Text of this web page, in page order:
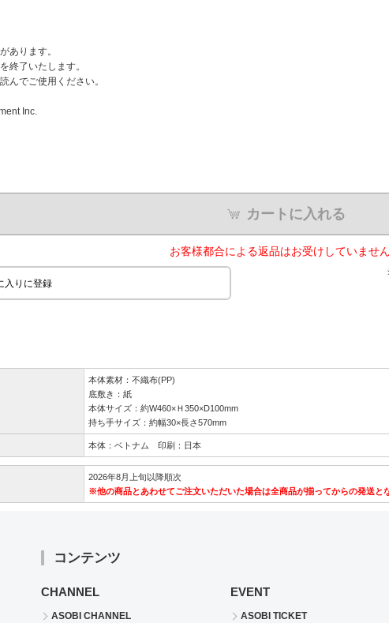
あります。
終了いたします。
んでご使用ください。
Inc.
カートに入れる
お客様都合による返品はお受けしていません
入りに登録
本体素材：不織布(PP)
底敷き：紙
本体サイズ：約W460×Ｈ350×D100mm
持ち手サイズ：約幅30×長さ570mm
本体：ベトナム 印刷：日本
2026年8月上旬以降順次
※他の商品とあわせてご注文いただいた場合は全商品が揃ってからの発送と
コンテンツ
CHANNEL
ASOBI CHANNEL
EVENT
ASOBI TICKET